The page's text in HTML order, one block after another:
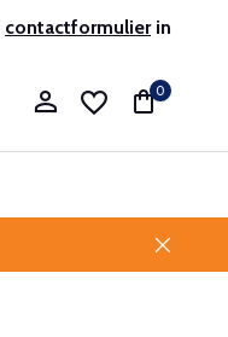
contactformulierin
0